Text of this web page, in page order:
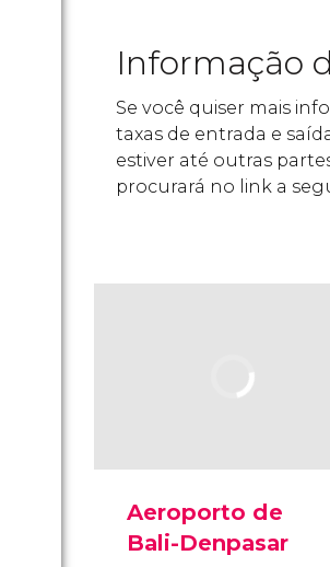
Informação
Se você quiser mais
taxas de entrada e
estiver até outras
procurará no link a
Aeroporto de
Bali-Denpasar